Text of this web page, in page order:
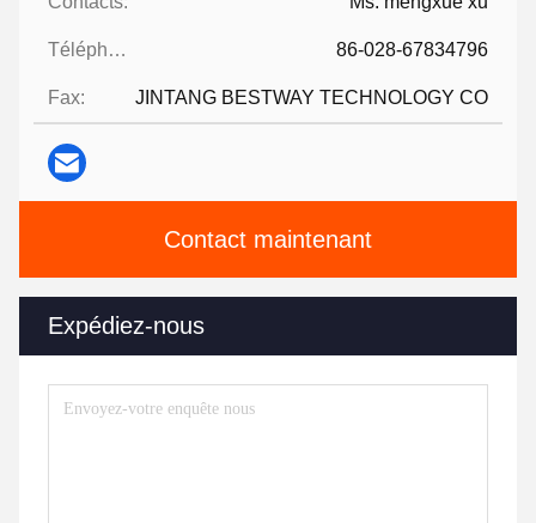
Téléphone: 86-028-67834796
Fax: JINTANG BESTWAY TECHNOLOGY CO
Contact maintenant
Expédiez-nous